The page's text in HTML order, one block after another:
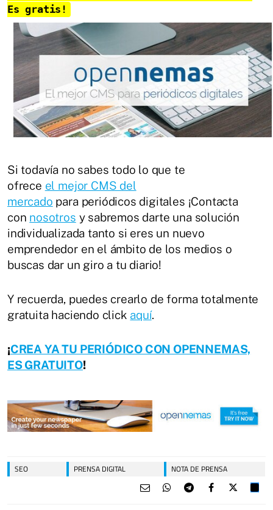
Es gratis !
Si todavía no sabes todo lo que te
ofrece el mejor CMS del
mercado para periódicos digitales ¡Contacta
con nosotros y sabremos darte una solución
individualizada tanto si eres un nuevo
emprendedor en el ámbito de los medios o
buscas dar un giro a tu diario!
Y recuerda, puedes crearlo de forma totalmente
gratuita haciendo click aquí.
¡CREA YA TU PERIÓDICO CON OPENNEMAS,
ES GRATUITO!
SEO PRENSA DIGITAL NOTA DE PRENSA